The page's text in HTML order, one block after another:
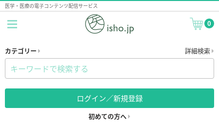
医学・医療の電子コンテンツ配信サービス
0
カテゴリー 詳細検索
ログイン／新規登録
初めての方へ